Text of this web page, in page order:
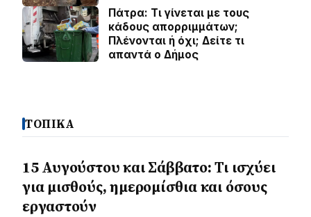
Πάτρα: Τι γίνεται με τους
κάδους απορριμμάτων;
Πλένονται ή όχι; Δείτε τι
απαντά ο Δήμος
ΤΟΠΙΚΑ
15 Αυγούστου και Σάββατο: Τι ισχύει
για μισθούς, ημερομίσθια και όσους
εργαστούν